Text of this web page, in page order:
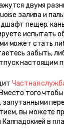
двумя
залива и
пещер,
испытать
может стать
забыть,
настоящим
Частная
того
вы можете
в